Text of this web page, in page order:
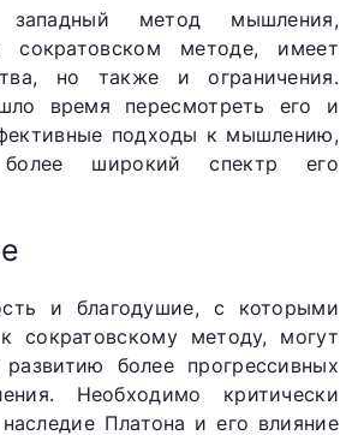
западный метод мышления,
сократовском методе, имеет
но также и ограничения.
время пересмотреть его и
подходы к мышлению,
широкий спектр его
и благодушие, с которыми
сократовскому методу, могут
развитию более прогрессивных
Необходимо критически
Платона и его влияние